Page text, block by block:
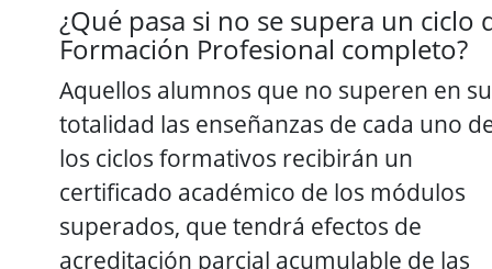
¿Qué pasa si no se supera un ciclo
Formación Profesional completo?
Aquellos alumnos que no superen en su
totalidad las enseñanzas de cada uno
los ciclos formativos recibirán un
certificado académico de los módulos
superados, que tendrá efectos de
acreditación parcial acumulable de las